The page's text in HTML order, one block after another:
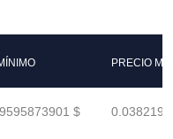
PRECIO
$